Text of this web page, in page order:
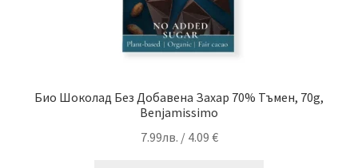
Био Шоколад Без Добавена Захар 70% Тъмен, 70g,
Benjamissimo
7.99лв. / 4.09 €